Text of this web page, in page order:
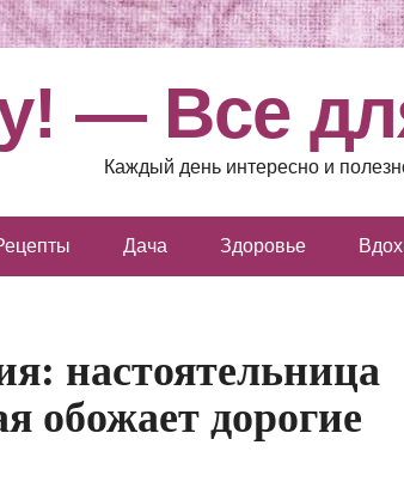
— Все
Каждый день интересно и
Дача Здоровье
настоятельница
обожает дорогие